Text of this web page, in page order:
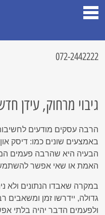
072-2442222
גיבוי מרחוק, עידן
הרבה עסקים מודעים
באמצעים שונים כמו: דיסק
הבעיה היא שהרבה פעמים
האמת או שאי אפשר להשתמש
במקרה שאבדו הנתונים ולא
גדולה, יידרשו זמן ומשאבים
ולפעמים הדבר יהיה בלתי